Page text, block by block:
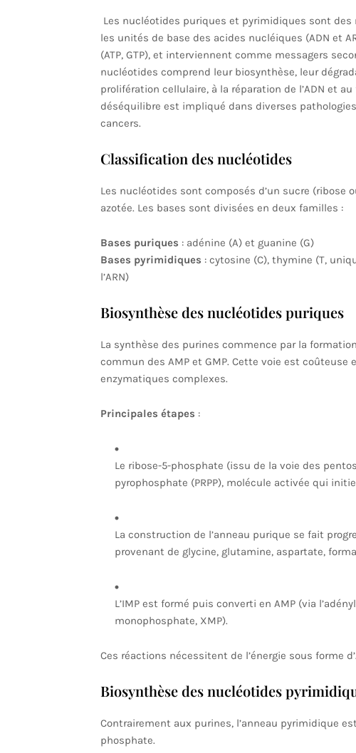
Les nucléotides puriques et pyrimidiques sont
les unités de base des acides nucléiques (ADN et
(ATP, GTP), et interviennent comme messagers
nucléotides comprend leur biosynthèse, leur
prolifération cellulaire, à la réparation de l’ADN et
déséquilibre est impliqué dans diverses
cancers.
Classification des nucléotides
Les nucléotides sont composés d’un sucre (ribose
azotée. Les bases sont divisées en deux familles :
Bases puriques : adénine (A) et guanine (G)
Bases pyrimidiques : cytosine (C), thymine (T,
l’ARN)
Biosynthèse des nucléotides puriques
La synthèse des purines commence par la
commun des AMP et GMP. Cette voie est
enzymatiques complexes.
Principales étapes :
Le ribose-5-phosphate (issu de la voie des
pyrophosphate (PRPP), molécule activée qui
La construction de l’anneau purique se fait
provenant de glycine, glutamine, aspartate,
L’IMP est formé puis converti en AMP (via
monophosphate, XMP).
Ces réactions nécessitent de l’énergie sous forme
Biosynthèse des nucléotides
Contrairement aux purines, l’anneau pyrimidique
phosphate.